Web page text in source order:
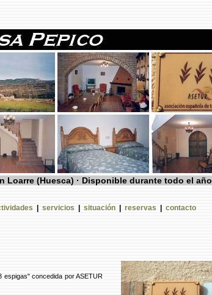
Loarre (Huesca) · Disponible durante todo el año
servicios situación| reservas contacto
concedida por ASETUR